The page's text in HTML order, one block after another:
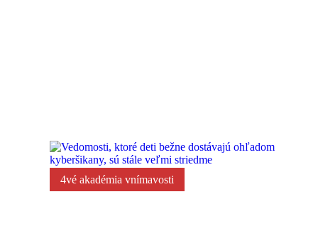
4vé akadémia vnímavosti